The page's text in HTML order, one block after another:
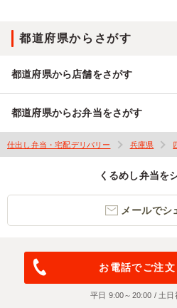
都道府県からさがす
都道府県から店舗をさがす
都道府県からお弁当をさがす
仕出し弁当・宅配デリバリー 兵庫県
くるめし弁当を
メールでシ
お電話でご注
平日 9:00～20:00 / 土日